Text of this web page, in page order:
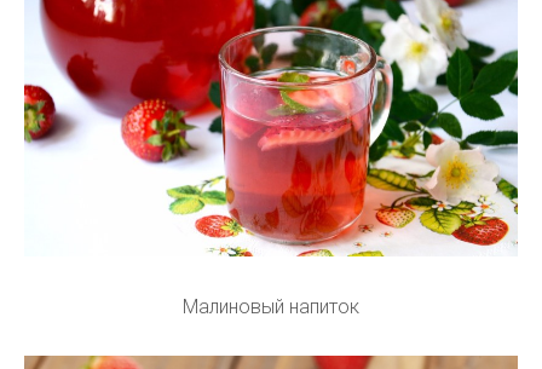
Малиновый напиток